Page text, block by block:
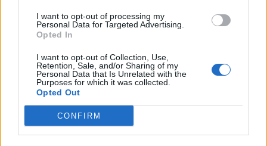
I want to opt-out of processing my
Personal Data for Targeted Advertising.
Opted In
I want to opt-out of Collection, Use,
Retention, Sale, and/or Sharing of my
Personal Data that Is Unrelated with the
Purposes for which it was collected.
Opted Out
CONFIRM
Θλίψη στην Πάτρα: Πέθανε στο Νοσοκομείο
«Άγιος Ανδρέας» βρέφος μόλις 8 ημερών
08/08/2026 09:34